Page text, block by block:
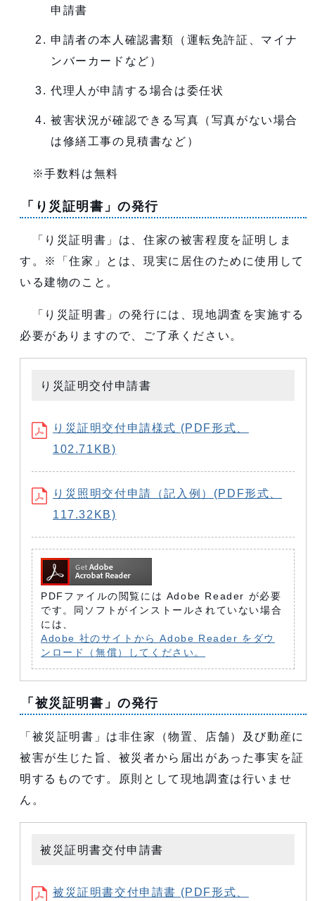
申請書
申請者の本人確認書類（運転免許証、マイナ
ンバーカードなど）
代理人が申請する場合は委任状
被害状況が確認できる写真（写真がない場合
は修繕工事の見積書など）
※手数料は無料
「り災証明書」の発行
「り災証明書」は、住家の被害程度を証明しま
す。※「住家」とは、現実に居住のために使用して
いる建物のこと。
「り災証明書」の発行には、現地調査を実施する
必要がありますので、ご了承ください。
り災証明交付申請書
り災証明交付申請様式 (PDF形式、
102.71KB)
り災照明交付申請（記入例）(PDF形式、
117.32KB)
PDFファイルの閲覧には Adobe Reader が必要
です。同ソフトがインストールされていない場合
には、
Adobe 社のサイトから Adobe Reader をダウ
ンロード（無償）してください。
「被災証明書」の発行
「被災証明書」は非住家（物置、店舗）及び動産に
被害が生じた旨、被災者から届出があった事実を証
明するものです。原則として現地調査は行いませ
ん。
被災証明書交付申請書
被災証明書交付申請書 (PDF形式、